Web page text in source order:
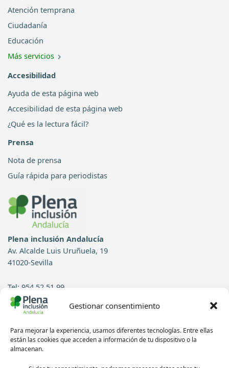
Gestionar consentimiento
Para mejorar la experiencia, usamos diferentes tecnologías. Entre ellas
están las cookies que acceden a información de tu dispositivo o la
almacenan.
Atención temprana
Ciudadanía
Educación
Más servicios
Accesibilidad
Ayuda de esta página web
Accesibilidad de esta página web
¿Qué es la lectura fácil?
Prensa
Nota de prensa
Guía rápida para periodistas
Plena inclusión Andalucía
Av. Alcalde Luis Uruñuela, 19
41020-Sevilla
Tel: 954 52 51 99
Contacto
Síguenos en redes sociales: